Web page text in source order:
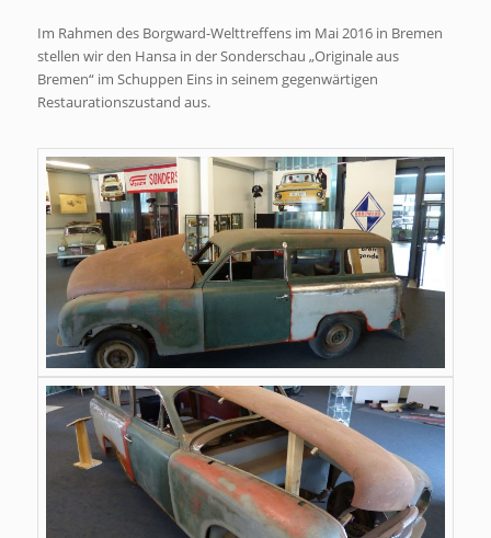
Im Rahmen des Borgward-Welttreffens im Mai 2016 in Bremen
stellen wir den Hansa in der Sonderschau „Originale aus
Bremen“ im Schuppen Eins in seinem gegenwärtigen
Restaurationszustand aus.